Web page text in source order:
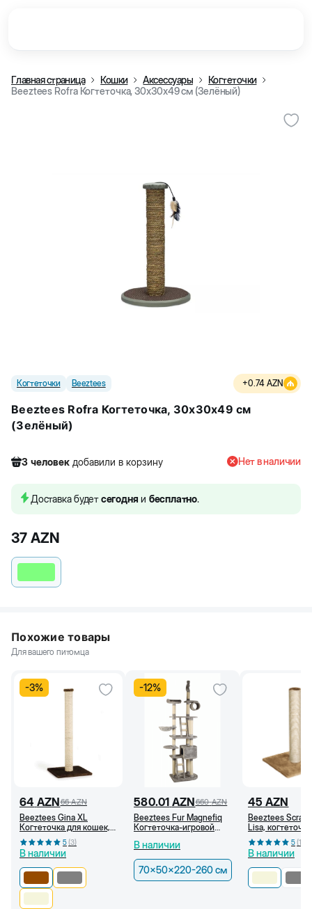
Главная страница Кошки Аксессуары
Когтеточки
Beeztees Rofra Когтеточка, 30x30x49 см (Зелёный)
Когтеточки Beeztees +0.74 AZN
Beeztees Rofra Когтеточка, 30x30x49 см
(Зелёный)
3 человек добавили в корзину
3 человек купили товар
Нет в наличии
Доставка будетсегодня и бесплатно.
37 AZN
Похожие товары
Для вашего питомца
-3%
64 AZN66 AZN
Beeztees Gina XL
Когтеточка для кошек,
40x40x90 см,
Коричневая
5(3)
В наличии
-12%
580.01 AZN660 AZN
Beeztees Fur Magnefiq
Когтеточка-игровой
260 см
В наличии
70x50x220-260 см
45 AZN
Beeztees
Lisa,
кошки,
Бежевый
5(1
В наличии